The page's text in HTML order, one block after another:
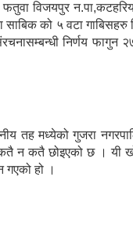
फतुवा विजयपुर
को ५ वटा गाबिसहरु
निर्णय फागुन
मध्येको गुजरा
न कतै छोइएको छ । यी
गएको हो ।